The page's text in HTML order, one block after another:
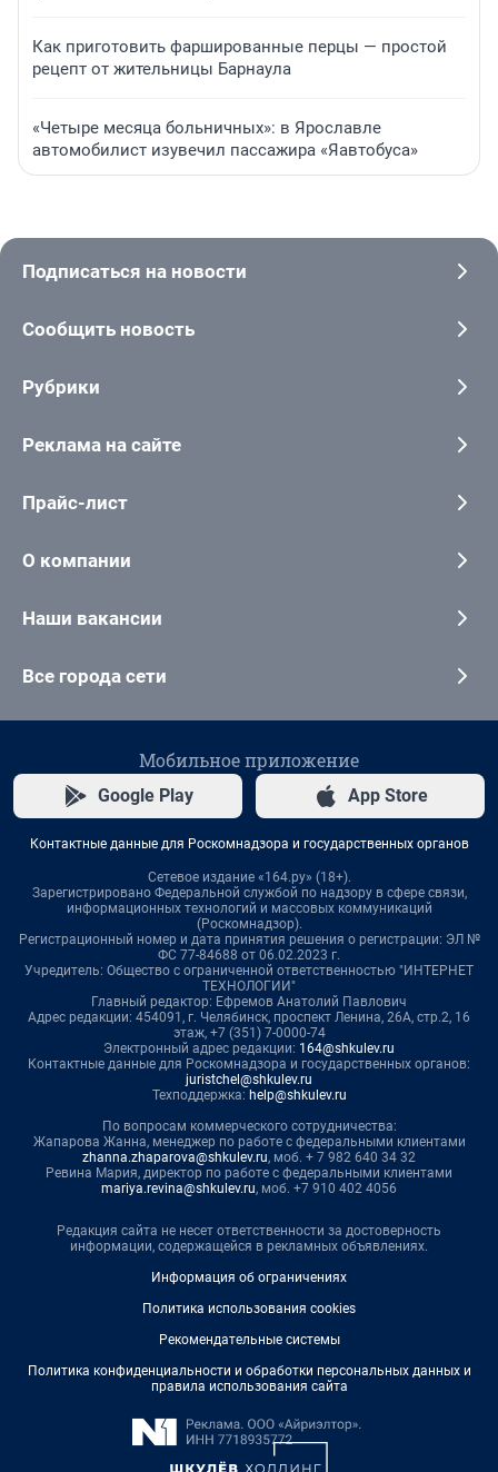
Как приготовить фаршированные перцы — простой
рецепт от жительницы Барнаула
«Четыре месяца больничных»: в Ярославле
автомобилист изувечил пассажира «Яавтобуса»
Подписаться на новости
Сообщить новость
Рубрики
Реклама на сайте
Прайс-лист
О компании
Наши вакансии
Все города сети
Мобильное приложение
Google Play App Store
Контактные данные для Роскомнадзора и государственных органов
Сетевое издание «164.ру» (18+).
Зарегистрировано Федеральной службой по надзору в сфере связи,
информационных технологий и массовых коммуникаций
(Роскомнадзор).
Регистрационный номер и дата принятия решения о регистрации: ЭЛ №
ФС 77-84688 от 06.02.2023 г.
Учредитель: Общество с ограниченной ответственностью "ИНТЕРНЕТ
ТЕХНОЛОГИИ"
Главный редактор: Ефремов Анатолий Павлович
Адрес редакции: 454091, г. Челябинск, проспект Ленина, 26А, стр.2, 16
этаж, +7 (351) 7-0000-74
Электронный адрес редакции: 164@shkulev.ru
Контактные данные для Роскомнадзора и государственных органов:
juristchel@shkulev.ru
Техподдержка: help@shkulev.ru
По вопросам коммерческого сотрудничества:
Жапарова Жанна, менеджер по работе с федеральными клиентами
zhanna.zhaparova@shkulev.ru, моб. + 7 982 640 34 32
Ревина Мария, директор по работе с федеральными клиентами
mariya.revina@shkulev.ru, моб. +7 910 402 4056
Редакция сайта не несет ответственности за достоверность
информации, содержащейся в рекламных объявлениях.
Информация об ограничениях
Политика использования cookies
Рекомендательные системы
Политика конфиденциальности и обработки персональных данных и
правила использования сайта